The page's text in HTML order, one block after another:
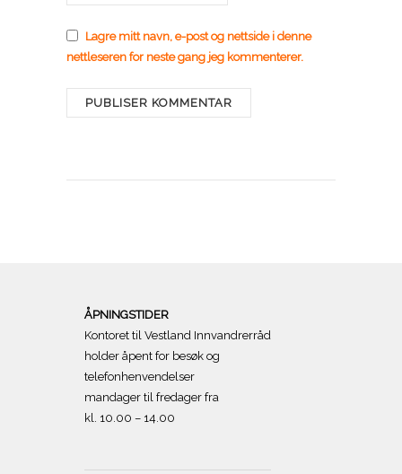
Lagre mitt navn, e-post og nettside i denne
nettleseren for neste gang jeg kommenterer.
ÅPNINGSTIDER
Kontoret til Vestland Innvandrerråd
holder åpent for besøk og
telefonhenvendelser
mandager til fredager fra
kl. 10.00 – 14.00